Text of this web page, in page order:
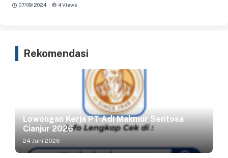
07/09/2024 · 4 Views
Rekomendasi
Lowongan Kerja PT Adi Makmur Sentosa
Cianjur 2026
24 Juni 2026